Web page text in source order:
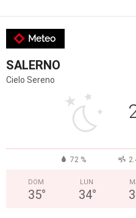
Meteo
SALERNO
Cielo Sereno
72 %
DOM
35°
LUN
34°